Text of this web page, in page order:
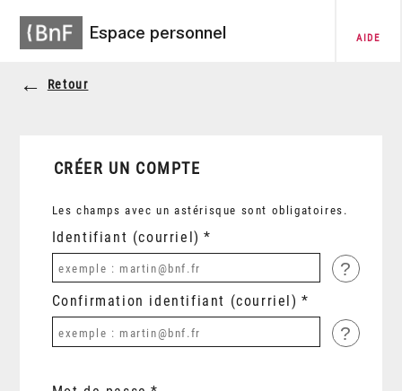
Espace personnel AIDE
Retour
CRÉER UN COMPTE
Les champs avec un astérisque sont obligatoires.
Identifiant (courriel)
?
Confirmation identifiant (courriel)
?